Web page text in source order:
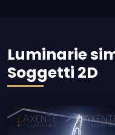
Luminarie
Soggetti 2D